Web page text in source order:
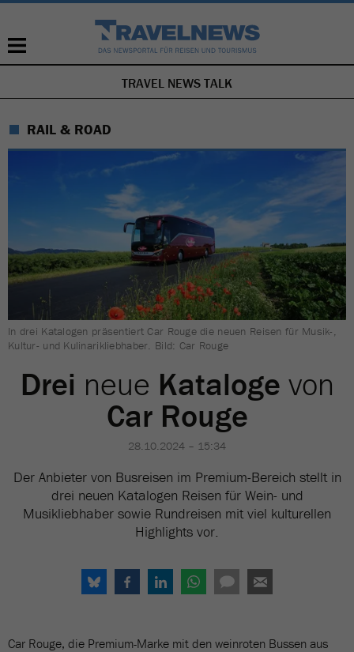
NAVIGATION
ÜBERSPRINGEN
TRAVEL NEWS TALK
RAIL & ROAD
In drei Katalogen präsentiert Car Rouge die neuen Reisen für Musik-,
Kultur- und Kulinarikliebhaber. Bild: Car Rouge
Drei neue Kataloge von
Car Rouge
28.10.2024 – 15:34
Der Anbieter von Busreisen im Premium-Bereich stellt in
drei neuen Katalogen Reisen für Wein- und
Musikliebhaber sowie Rundreisen mit viel kulturellen
Highlights vor.
Car Rouge, die Premium-Marke mit den weinroten Bussen aus